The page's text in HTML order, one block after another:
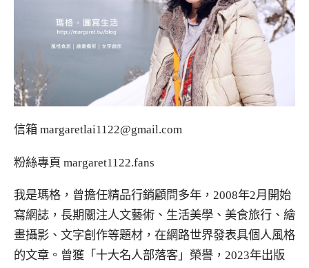
信箱 margaretlai1122@gmail.com
粉絲專頁 margaret1122.fans
我是瑪格，曾擔任精品行銷顧問多年，2008年2月開始
寫網誌，長期關注人文藝術、生活美學、美食旅行、繪
畫攝影、文字創作等題材，在網路世界發表具個人風格
的文章。曾獲「十大名人部落客」榮譽，2023年出版